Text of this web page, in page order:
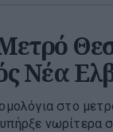
Νέα
στο
νωρίτερα